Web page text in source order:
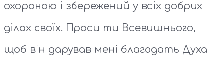
охороною і збережений у всіх добрих
ділах своїх. Проси ти Всевишнього,
щоб він дарував мені благодать Духа